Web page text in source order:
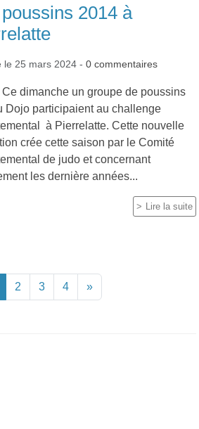
2014 à
le 25 mars 2024 - 0 commentaires
un groupe de poussins
Dojo participaient au challenge
à Pierrelatte. Cette nouvelle
crée cette saison par le Comité
de judo et concernant
les dernière années...
Lire la suite
2 3 4 »